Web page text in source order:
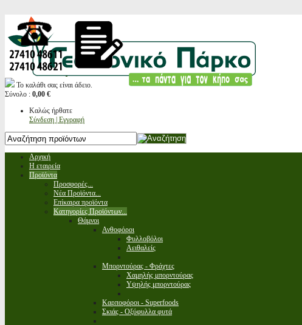
Το καλάθι σας είναι άδειο.
Σύνολο : 0,00 €
Καλώς ήρθατε
Σύνδεση | Εγγραφή
Αρχική
Η εταιρεία
Προϊόντα
Προσφορές...
Νέα Προϊόντα...
Επίκαιρα προϊόντα
Κατηγορίες Προϊόντων...
Θάμνοι
Ανθοφόροι
Φυλλοβόλοι
Αειθαλείς
Μπορντούρας - Φράχτες
Χαμηλής μπορντούρας
Υψηλής μπορντούρας
Καρποφόροι - Superfoods
Σκιάς - Οξύφυλλα φυτά